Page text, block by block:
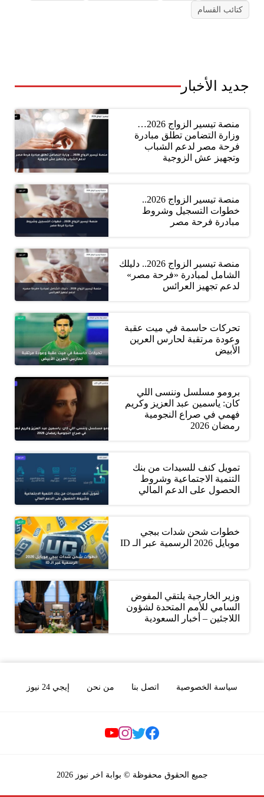
كتائب القسام
جديد الأخبار
منصة تيسير الزواج 2026…
وزارة التضامن تطلق مبادرة
فرحة مصر لدعم الشباب
وتجهيز عش الزوجية
منصة تيسير الزواج 2026..
خطوات التسجيل وشروط
مبادرة فرحة مصر
منصة تيسير الزواج 2026.. دليلك
الشامل لمبادرة «فرحة مصر»
لدعم تجهيز العرائس
تحركات حاسمة في ميت عقبة
وعودة مرتقبة لحارس العرين
الأبيض
برومو مسلسل وننسى اللي
كان: ياسمين عبد العزيز وكريم
فهمي في صراع النجومية
رمضان 2026
تمويل كنف للسيدات من بنك
التنمية الاجتماعية وشروط
الحصول على الدعم المالي
خطوات شحن شدات ببجي
موبايل 2026 الرسمية عبر الـ ID
وزير الخارجية يلتقي المفوض
السامي للأمم المتحدة لشؤون
اللاجئين – أخبار السعودية
سياسة الخصوصية اتصل بنا من نحن إيجي 24 نيوز
Social Links
جميع الحقوق محفوظة © بوابة اخر نيوز 2026